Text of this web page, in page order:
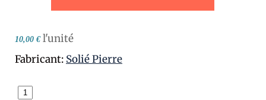
10,00 € l'unité
Fabricant: Solié Pierre